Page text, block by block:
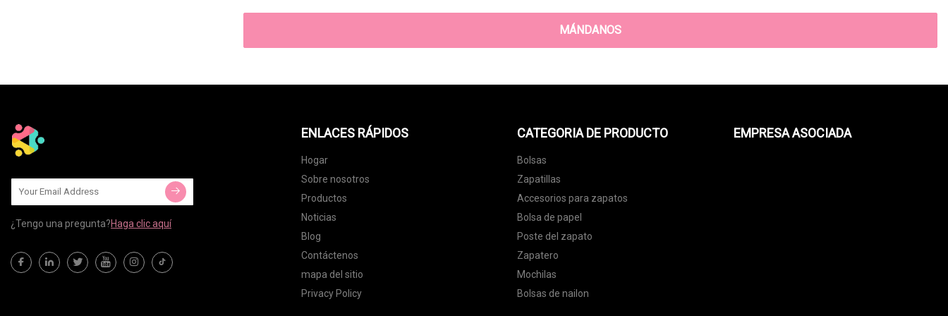
MÁNDANOS
¿Tengo una pregunta?Haga clic aquí
ENLACES RÁPIDOS
Hogar
Sobre nosotros
Productos
Noticias
Blog
Contáctenos
mapa del sitio
Privacy Policy
CATEGORIA DE PRODUCTO
Bolsas
Zapatillas
Accesorios para zapatos
Bolsa de papel
Poste del zapato
Zapatero
Mochilas
Bolsas de nailon
EMPRESA ASOCIADA